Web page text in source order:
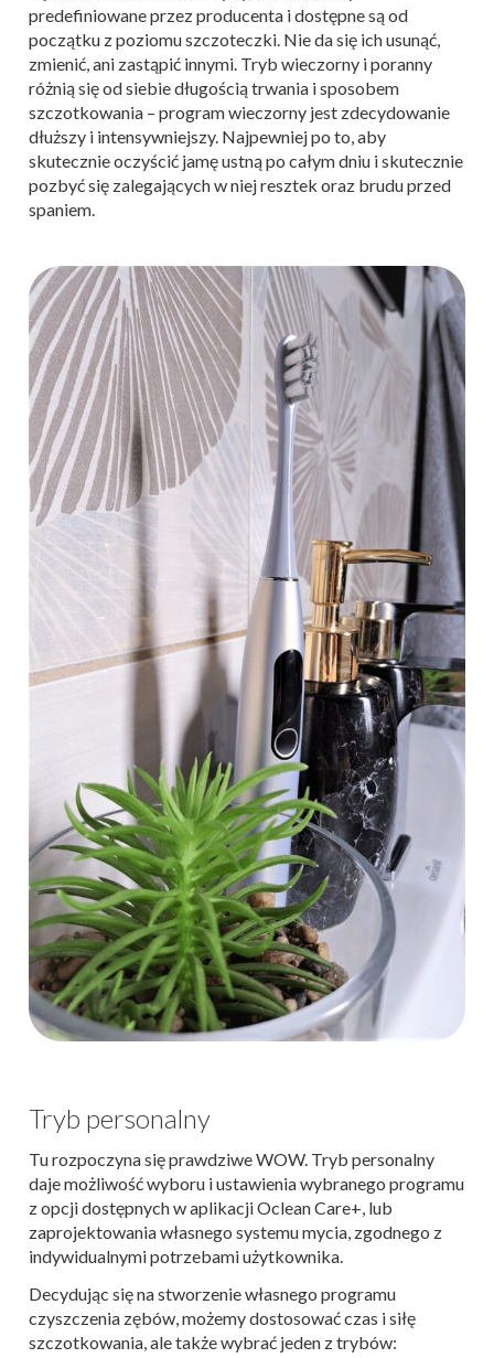
predefiniowane przez producenta i dostępne są od
początku z poziomu szczoteczki. Nie da się ich usunąć,
zmienić, ani zastąpić innymi. Tryb wieczorny i poranny
różnią się od siebie długością trwania i sposobem
szczotkowania – program wieczorny jest zdecydowanie
dłuższy i intensywniejszy. Najpewniej po to, aby
skutecznie oczyścić jamę ustną po całym dniu i skutecznie
pozbyć się zalegających w niej resztek oraz brudu przed
spaniem.
Tryb personalny
Tu rozpoczyna się prawdziwe WOW. Tryb personalny
daje możliwość wyboru i ustawienia wybranego programu
z opcji dostępnych w aplikacji Oclean Care+, lub
zaprojektowania własnego systemu mycia, zgodnego z
indywidualnymi potrzebami użytkownika.
Decydując się na stworzenie własnego programu
czyszczenia zębów, możemy dostosować czas i siłę
szczotkowania, ale także wybrać jeden z trybów: